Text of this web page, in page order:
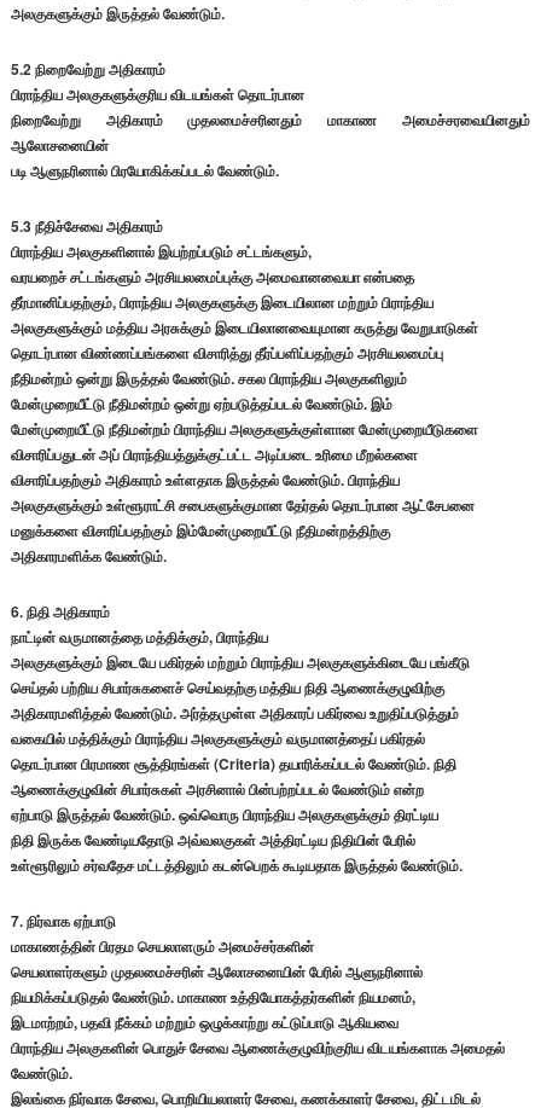
அலகுகளுக்கும் இருத்தல் வேண்டும்.
5.2 நிறைவேற்று அதிகாரம்
பிராந்திய அலகுகளுக்குரிய விடயங்கள் தொடர்பான
நிறைவேற்று அதிகாரம் முதலமைச்சரினதும் மாகாண அமைச்சரவையினதும்
ஆலோசனையின்
படி ஆளுநரினால் பிரயோகிக்கப்படல் வேண்டும்.
5.3 நீதிச்சேவை அதிகாரம்
பிராந்திய அலகுகளினால் இயற்றப்படும் சட்டங்களும்,
வரயறைச் சட்டங்களும் அரசியலமைப்புக்கு அமைவானவையா என்பதை
தீர்மானிப்பதற்கும், பிராந்திய அலகுகளுக்கு இடையிலான மற்றும் பிராந்திய
அலகுகளுக்கும் மத்திய அரசுக்கும் இடையிலானவையுமான கருத்து வேறுபாடுகள்
தொடர்பான விண்ணப்பங்களை விசாரித்து தீர்ப்பளிப்பதற்கும் அரசியலமைப்பு
நீதிமன்றம் ஒன்று இருத்தல் வேண்டும். சகல பிராந்திய அலகுகளிலும்
மேன்முறையீட்டு நீதிமன்றம் ஒன்று ஏற்படுத்தப்படல் வேண்டும். இம்
மேன்முறையீட்டு நீதிமன்றம் பிராந்திய அலகுகளுக்குள்ளான மேன்முறையீடுகளை
விசாரிப்பதுடன் அப் பிராந்தியத்துக்குட்பட்ட அடிப்படை உரிமை மீறல்களை
விசாரிப்பதற்கும் அதிகாரம் உள்ளதாக இருத்தல் வேண்டும். பிராந்திய
அலகுகளுக்கும் உள்ளூராட்சி சபைகளுக்குமான தேர்தல் தொடர்பான ஆட்சேபனை
மனுக்களை விசாரிப்பதற்கும் இம்மேன்முறையீட்டு நீதிமன்றத்திற்கு
அதிகாரமளிக்க வேண்டும்.
6. நிதி அதிகாரம்
நாட்டின் வருமானத்தை மத்திக்கும், பிராந்திய
அலகுகளுக்கும் இடையே பகிர்தல் மற்றும் பிராந்திய அலகுகளுக்கிடையே பங்கீடு
செய்தல் பற்றிய சிபார்சுகளைச் செய்வதற்கு மத்திய நிதி ஆணைக்குழுவிற்கு
அதிகாரமளித்தல் வேண்டும். அர்த்தமுள்ள அதிகாரப் பகிர்வை உறுதிப்படுத்தும்
வகையில் மத்திக்கும் பிராந்திய அலகுகளுக்கும் வருமானத்தைப் பகிர்தல்
தொடர்பான பிரமாண சூத்திரங்கள் (Criteria) தயாரிக்கப்படல் வேண்டும். நிதி
ஆணைக்குழுவின் சிபார்சுகள் அரசினால் பின்பற்றப்படல் வேண்டும் என்ற
ஏற்பாடு இருத்தல் வேண்டும். ஒவ்வொரு பிராந்திய அலகுகளுக்கும் திரட்டிய
நிதி இருக்க வேண்டியதோடு அவ்வலகுகள் அத்திரட்டிய நிதியின் பேரில்
உள்ளூரிலும் சர்வதேச மட்டத்திலும் கடன்பெறக் கூடியதாக இருத்தல் வேண்டும்.
7. நிர்வாக ஏற்பாடு
மாகாணத்தின் பிரதம செயலாளரும் அமைச்சர்களின்
செயலாளர்களும் முதலமைச்சரின் ஆலோசனையின் பேரில் ஆளுநரினால்
நியமிக்கப்படுதல் வேண்டும். மாகாண உத்தியோகத்தர்களின் நியமனம்,
இடமாற்றம், பதவி நீக்கம் மற்றும் ஒழுக்காற்று கட்டுப்பாடு ஆகியவை
பிராந்திய அலகுகளின் பொதுச் சேவை ஆணைக்குழுவிற்குரிய விடயங்களாக அமைதல்
வேண்டும்.
இலங்கை நிர்வாக சேவை, பொறியியலாளர் சேவை, கணக்காளர் சேவை, திட்டமிடல்